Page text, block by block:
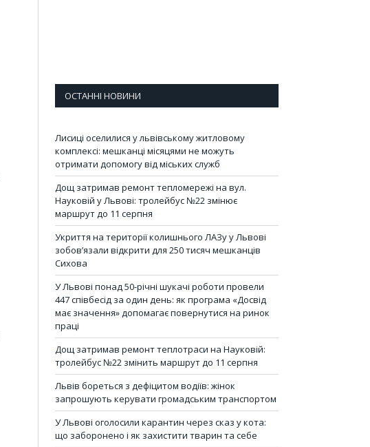
ОСТАННІ НОВИНИ
Лисиці оселилися у львівському житловому
комплексі: мешканці місяцями не можуть
отримати допомогу від міських служб
Дощ затримав ремонт тепломережі на вул.
Науковій у Львові: тролейбус №22 змінює
маршрут до 11 серпня
Укриття на території колишнього ЛАЗу у Львові
зобов’язали відкрити для 250 тисяч мешканців
Сихова
У Львові понад 50-річні шукачі роботи провели
447 співбесід за один день: як програма «Досвід
має значення» допомагає повернутися на ринок
праці
Дощ затримав ремонт теплотраси на Науковій:
тролейбус №22 змінить маршрут до 11 серпня
Львів бореться з дефіцитом водіїв: жінок
запрошують керувати громадським транспортом
У Львові оголосили карантин через сказ у кота:
що заборонено і як захистити тварин та себе